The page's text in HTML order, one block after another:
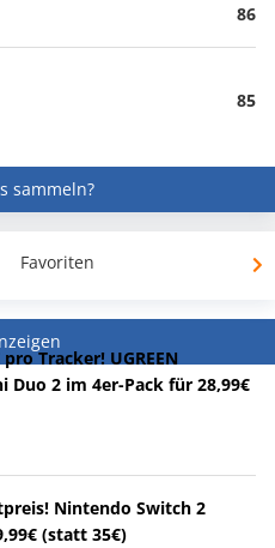
86
85
sammeln?
Favoriten
Tracker! UGREEN
Duo 2 im 4er-Pack für 28,99€
Nintendo Switch 2
(statt 35€)